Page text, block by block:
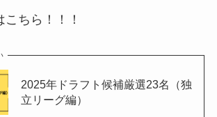
ちら！！！
2025年ドラフト候補厳選23名（独
立リーグ編）